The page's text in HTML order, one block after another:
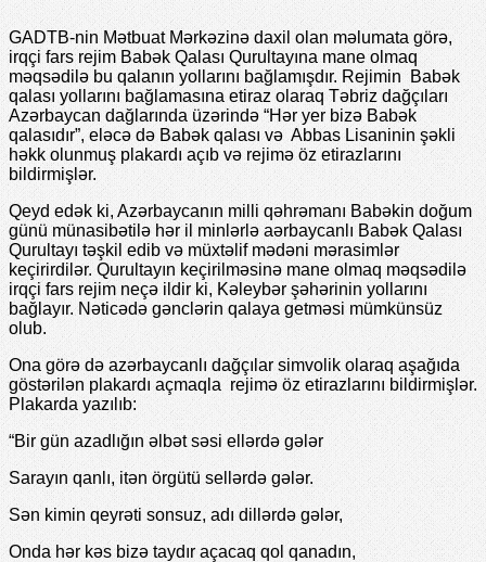
GADTB-nin Mətbuat Mərkəzinə daxil olan məlumata görə,
irqçi fars rejim Babək Qalası Qurultayına mane olmaq
məqsədilə bu qalanın yollarını bağlamışdır. Rejimin Babək
qalası yollarını bağlamasına etiraz olaraq Təbriz dağçıları
Azərbaycan dağlarında üzərində “Hər yer bizə Babək
qalasıdır”, eləcə də Babək qalası və Abbas Lisaninin şəkli
həkk olunmuş plakardı açıb və rejimə öz etirazlarını
bildirmişlər.
Qeyd edək ki, Azərbaycanın milli qəhrəmanı Babəkin doğum
günü münasibətilə hər il minlərlə aərbaycanlı Babək Qalası
Qurultayı təşkil edib və müxtəlif mədəni mərasimlər
keçirirdilər. Qurultayın keçirilməsinə mane olmaq məqsədilə
irqçi fars rejim neçə ildir ki, Kəleybər şəhərinin yollarını
bağlayır. Nəticədə gənclərin qalaya getməsi mümkünsüz
olub.
Ona görə də azərbaycanlı dağçılar simvolik olaraq aşağıda
göstərilən plakardı açmaqla rejimə öz etirazlarını bildirmişlər.
Plakarda yazılıb:
“Bir gün azadlığın əlbət səsi ellərdə gələr
Sarayın qanlı, itən örgütü sellərdə gələr.
Sən kimin qeyrəti sonsuz, adı dillərdə gələr,
Onda hər kəs bizə taydır açacaq qol qanadın,